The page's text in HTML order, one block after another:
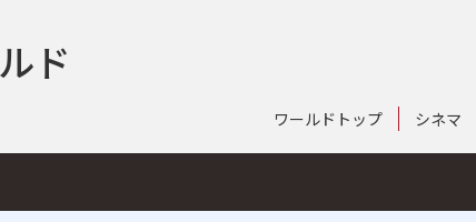
ド
ワールドトップ シネマ